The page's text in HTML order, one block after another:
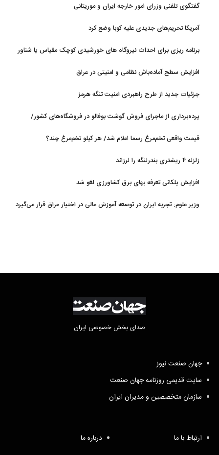
گفتگوی تلفنی وزرای امور خارجه ایران و موریتانی
آمریکا تحریم‌های جدیدی علیه کوبا وضع کرد
برنامه ریزی برای احداث نیروگاه های خورشیدی کوچک مقیاس یا شناور
افزایش سطح آماده‌باش نظامی و امنیتی در عراق
جزئیات جدید از طرح راهبردی امنیت تنگه هرمز
پرده‌برداری از ماجرای فروش گوشت بوفالو در فروشگاه‌های کشور/
قیمت واقعی تخم‌مرغ رسما اعلام شد/ هر کیلو تخم‌مرغ چند؟
زلزله ۴ ریشتری بندرلنگه را لرزاند
افزایش پلکانی تعرفه بهای برق کشاورزی لغو شد
وزیر علوم: تجربه ایران در توسعه آموزش عالی در اختیار عراق قرار می‌گیرد
صدای بخش خصوصی ایران
جهان صنعت نیوز
سایت قدیمی روزنامه جهان صنعت
سازمان متخصصین و مدیران ایران
ارتباط با ما درباره ما